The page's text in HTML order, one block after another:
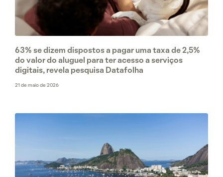
63% se dizem dispostos a pagar uma taxa de 2,5%
do valor do aluguel para ter acesso a serviços
digitais, revela pesquisa Datafolha
21 de maio de 2026